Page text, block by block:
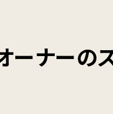
ーナーの